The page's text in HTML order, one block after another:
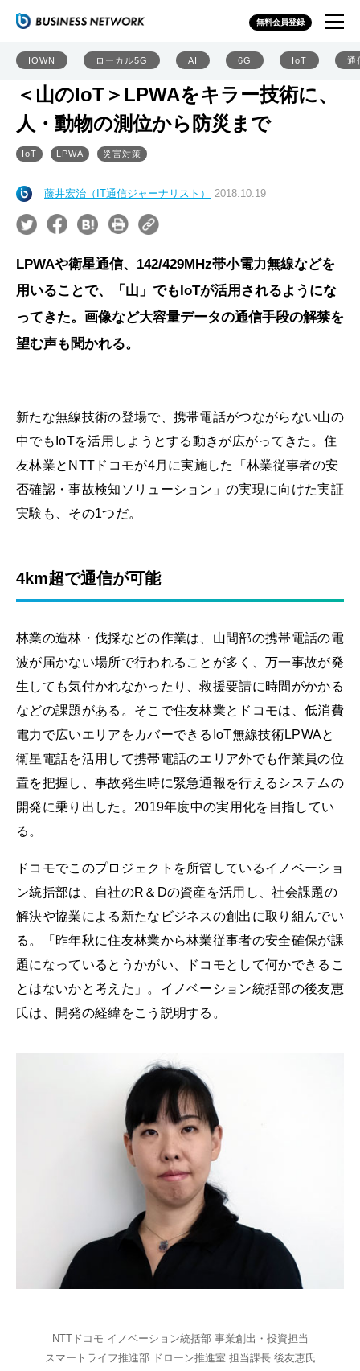
無料会員登録
IOWN ローカル5G AI 6G IoT 通
＜山のIoT＞LPWAをキラー技術に、
人・動物の測位から防災まで
IoT LPWA 災害対策
藤井宏治（IT通信ジャーナリスト） 2018.10.19
LPWAや衛星通信、142/429MHz帯小電力無線などを
用いることで、「山」でもIoTが活用されるようにな
ってきた。画像など大容量データの通信手段の解禁を
望む声も聞かれる。
新たな無線技術の登場で、携帯電話がつながらない山の
中でもIoTを活用しようとする動きが広がってきた。住
友林業とNTTドコモが4月に実施した「林業従事者の安
否確認・事故検知ソリューション」の実現に向けた実証
実験も、その1つだ。
4km超で通信が可能
林業の造林・伐採などの作業は、山間部の携帯電話の電
波が届かない場所で行われることが多く、万一事故が発
生しても気付かれなかったり、救援要請に時間がかかる
などの課題がある。そこで住友林業とドコモは、低消費
電力で広いエリアをカバーできるIoT無線技術LPWAと
衛星電話を活用して携帯電話のエリア外でも作業員の位
置を把握し、事故発生時に緊急通報を行えるシステムの
開発に乗り出した。2019年度中の実用化を目指してい
る。
ドコモでこのプロジェクトを所管しているイノベーショ
ン統括部は、自社のR＆Dの資産を活用し、社会課題の
解決や協業による新たなビジネスの創出に取り組んでい
る。「昨年秋に住友林業から林業従事者の安全確保が課
題になっているとうかがい、ドコモとして何かできるこ
とはないかと考えた」。イノベーション統括部の後友恵
氏は、開発の経緯をこう説明する。
NTTドコモ イノベーション統括部 事業創出・投資担当
スマートライフ推進部 ドローン推進室 担当課長 後友恵氏